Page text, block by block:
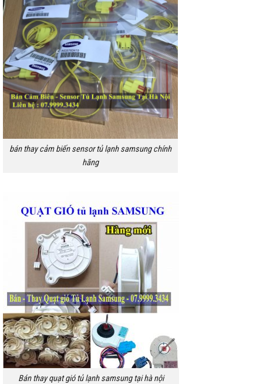
bán thay cảm biến sensor tủ lạnh samsung chính
hãng
Bán thay quạt gió tủ lạnh samsung tại hà nội